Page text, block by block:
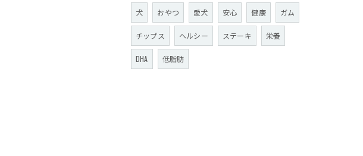
犬 おやつ 愛犬 安心 健康 ガム
チップス ヘルシー ステーキ 栄養
DHA 低脂肪